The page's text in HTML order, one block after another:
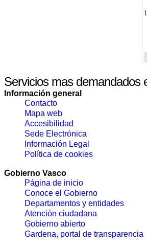
Servicios mas demandados
Información general
Contacto
Mapa web
Accesibilidad
Sede Electrónica
Información Legal
Política de cookies
Gobierno Vasco
Página de inicio
Conoce el Gobierno
Departamentos y entidades
Atención ciudadana
Gobierno abierto
Gardena, portal de transparencia